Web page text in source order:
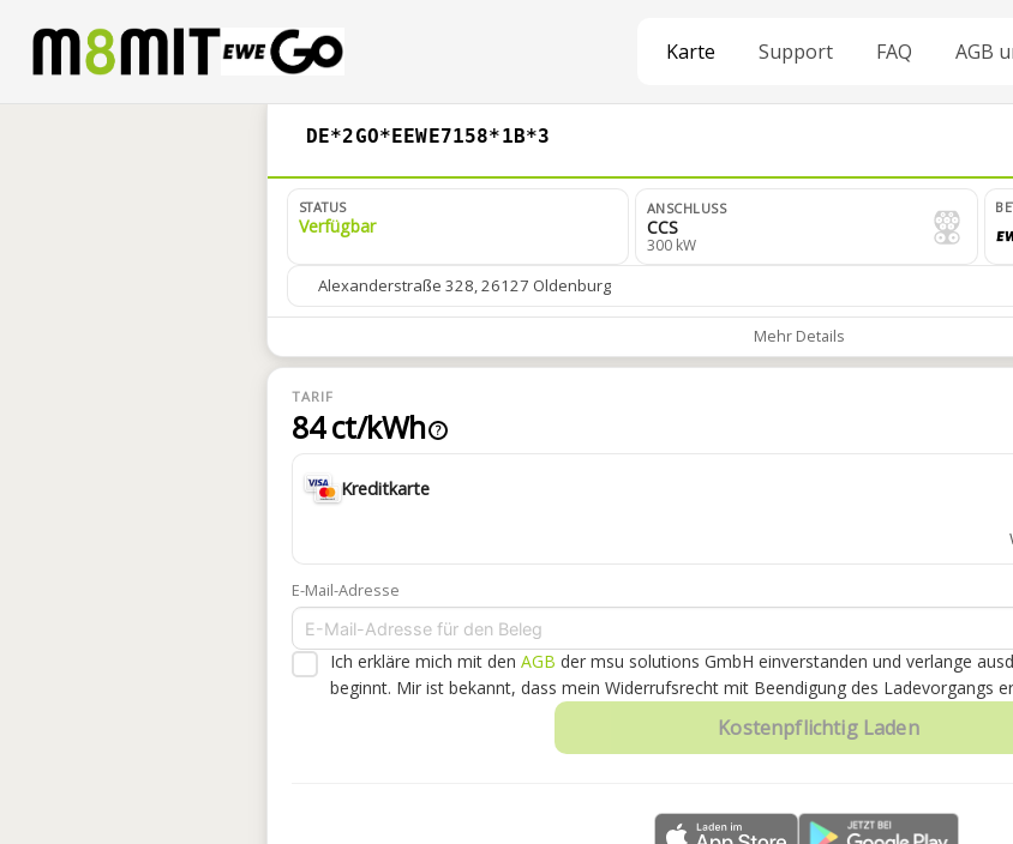
Karte Support FAQ AGB
DE*2GO*EEWE7158*1B*3
STATUS
Verfügbar
ANSCHLUSS
CCS
300 kW
Alexanderstraße 328, 26127 Oldenburg
Mehr Details
TARIF
84 ct/kWh ?
Kreditkarte
E-Mail-Adresse
Ich erkläre mich mit den AGB der msu solutions GmbH einverstanden und verlange
beginnt. Mir ist bekannt, dass mein Widerrufsrecht mit Beendigung des Ladevorgangs
Kostenpflichtig Laden